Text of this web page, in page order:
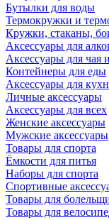
Бутылки для воды
Термокружки и
Кружки, стаканы,
Аксессуары для
Аксессуары для чая
Контейнеры для еды
Аксессуары для
Личные аксессуары
Аксессуары для всех
Женские аксессуары
Мужские аксессуары
Товары для спорта
Ёмкости для питья
Наборы для спорта
Спортивные
Товары для
Товары для